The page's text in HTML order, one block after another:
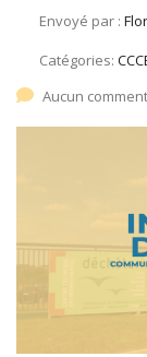
Envoyé par :
Catégories:
Aucun